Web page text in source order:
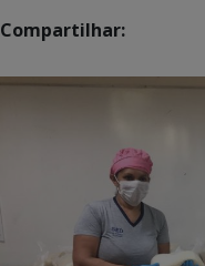
Compartilhar: